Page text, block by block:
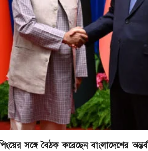
সঙ্গে বৈঠক করেছেন বাংলাদেশের